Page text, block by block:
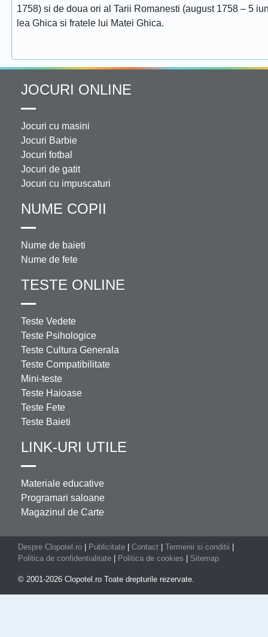
1758) si de doua ori al Tarii Romanesti (august 1758 – 5
lea Ghica si fratele lui Matei Ghica.
JOCURI ONLINE
Jocuri cu masini
Jocuri Barbie
Jocuri fotbal
Jocuri de gatit
Jocuri cu impuscaturi
NUME COPII
Nume de baieti
Nume de fete
TESTE ONLINE
Teste Vedete
Teste Psihologice
Teste Cultura Generala
Teste Compatibilitate
Mini-teste
Teste Haioase
Teste Fete
Teste Baieti
LINK-URI UTILE
Materiale educative
Programari saloane
Magazinul de Carte
Despre Clopotel.ro | Publicitate | Contact | Termenii si conditii |
Politica de confidentialitate | Politica de cookies | Sitemap
© 2001-2026 Clopotel.ro Toate drepturile rezervate.